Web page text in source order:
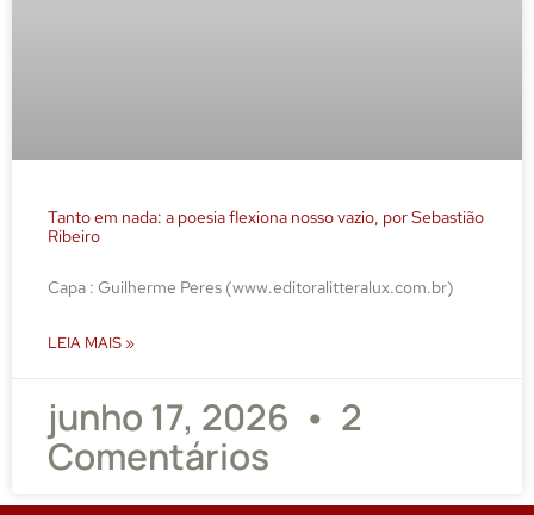
Tanto em nada: a poesia flexiona nosso vazio, por Sebastião
Ribeiro
Capa : Guilherme Peres (www.editoralitteralux.com.br)
LEIA MAIS »
junho 17, 2026
2
Comentários